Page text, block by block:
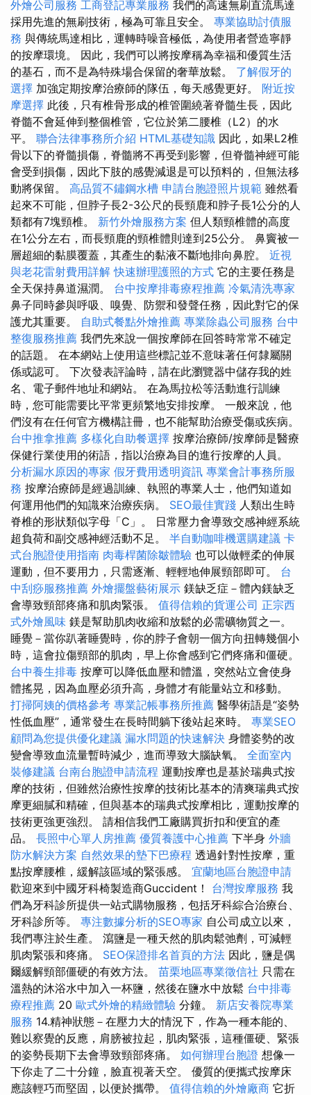
外燴公司服務 工商登記專業服務 我們的高速無刷直流馬達
採用先進的無刷技術，極為可靠且安全。 專業協助討債服
務 與傳統馬達相比，運轉時噪音極低，為使用者營造寧靜
的按摩環境。 因此，我們可以將按摩稱為幸福和優質生活
的基石，而不是為特殊場合保留的奢華放鬆。 了解假牙的
選擇 加強定期按摩治療師的隊伍，每天感覺更好。 附近按
摩選擇 此後，只有椎骨形成的椎管圍繞著脊髓生長，因此
脊髓不會延伸到整個椎管，它位於第二腰椎（L2）的水
平。 聯合法律事務所介紹 HTML基礎知識 因此，如果L2椎
骨以下的脊髓損傷，脊髓將不再受到影響，但脊髓神經可能
會受到損傷，因此下肢的感覺減退是可以預料的，但無法移
動將保留。 高品質不鏽鋼水槽 申請台胞證照片規範 雖然看
起來不可能，但脖子長2-3公尺的長頸鹿和脖子長1公分的人
類都有7塊頸椎。 新竹外燴服務方案 但人類頸椎體的高度
在1公分左右，而長頸鹿的頸椎體則達到25公分。 鼻竇被一
層超細的黏膜覆蓋，其產生的黏液不斷地排向鼻腔。 近視
與老花雷射費用詳解 快速辦理護照的方式 它的主要任務是
全天保持鼻道濕潤。 台中按摩排毒療程推薦 冷氣清洗專家
鼻子同時參與呼吸、嗅覺、防禦和發聲任務，因此對它的保
護尤其重要。 自助式餐點外燴推薦 專業除蟲公司服務 台中
整復服務推薦 我們先來說一個按摩師在回答時常常不確定
的話題。 在本網站上使用這些標記並不意味著任何隸屬關
係或認可。 下次發表評論時，請在此瀏覽器中儲存我的姓
名、電子郵件地址和網站。 在為馬拉松等活動進行訓練
時，您可能需要比平常更頻繁地安排按摩。 一般來說，他
們沒有在任何官方機構註冊，也不能幫助治療受傷或疾病。
台中推拿推薦 多樣化自助餐選擇 按摩治療師/按摩師是醫療
保健行業使用的術語，指以治療為目的進行按摩的人員。
分析漏水原因的專家 假牙費用透明資訊 專業會計事務所服
務 按摩治療師是經過訓練、執照的專業人士，他們知道如
何運用他們的知識來治療疾病。 SEO最佳實踐 人類出生時
脊椎的形狀類似字母「C」。 日常壓力會導致交感神經系統
超負荷和副交感神經活動不足。 半自動咖啡機選購建議 卡
式台胞證使用指南 肉毒桿菌除皺體驗 也可以做輕柔的伸展
運動，但不要用力，只需逐漸、輕輕地伸展頸部即可。 台
中刮痧服務推薦 外燴擺盤藝術展示 鎂缺乏症－體內鎂缺乏
會導致頸部疼痛和肌肉緊張。 值得信賴的貨運公司 正宗西
式外燴風味 鎂是幫助肌肉收縮和放鬆的必需礦物質之一。
睡覺－當你趴著睡覺時，你的脖子會朝一個方向扭轉幾個小
時，這會拉傷頸部的肌肉，早上你會感到它們疼痛和僵硬。
台中養生排毒 按摩可以降低血壓和體溫，突然站立會使身
體搖晃，因為血壓必須升高，身體才有能量站立和移動。
打掃阿姨的價格參考 專業記帳事務所推薦 醫學術語是“姿勢
性低血壓”，通常發生在長時間躺下後站起來時。 專業SEO
顧問為您提供優化建議 漏水問題的快速解決 身體姿勢的改
變會導致血流量暫時減少，進而導致大腦缺氧。 全面室內
裝修建議 台南台胞證申請流程 運動按摩也是基於瑞典式按
摩的技術，但雖然治療性按摩的技術比基本的清爽瑞典式按
摩更細膩和精確，但與基本的瑞典式按摩相比，運動按摩的
技術更強更強烈。 請相信我們工廠購買折扣和便宜的產
品。 長照中心單人房推薦 優質養護中心推薦 下半身 外牆
防水解決方案 自然效果的墊下巴療程 透過針對性按摩，重
點按摩腰椎，緩解該區域的緊張感。 宜蘭地區台胞證申請
歡迎來到中國牙科椅製造商Guccident！ 台灣按摩服務 我
們為牙科診所提供一站式購物服務，包括牙科綜合治療台、
牙科診所等。 專注數據分析的SEO專家 自公司成立以來，
我們專注於生產。 瀉鹽是一種天然的肌肉鬆弛劑，可減輕
肌肉緊張和疼痛。 SEO保證排名首頁的方法 因此，鹽是偶
爾緩解頸部僵硬的有效方法。 苗栗地區專業徵信社 只需在
溫熱的沐浴水中加入一杯鹽，然後在鹽水中放鬆 台中排毒
療程推薦 20 歐式外燴的精緻體驗 分鐘。 新店安養院專業
服務 14.精神狀態－在壓力大的情況下，作為一種本能的、
難以察覺的反應，肩膀被拉起，肌肉緊張，這種僵硬、緊張
的姿勢長期下去會導致頸部疼痛。 如何辦理台胞證 想像一
下你走了二十分鐘，臉直視著天空。 優質的便攜式按摩床
應該輕巧而堅固，以便於攜帶。 值得信賴的外燴廠商 它折